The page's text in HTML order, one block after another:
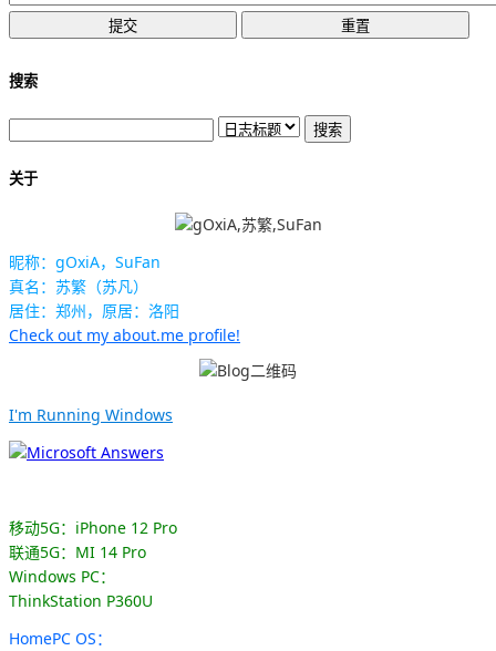
搜索
关于
昵称：gOxiA，SuFan
真名：苏繁（苏凡）
居住：郑州，原居：洛阳
Check out my about.me profile!
I'm Running Windows
移动5G：iPhone 12 Pro
联通5G：MI 14 Pro
Windows PC：
ThinkStation P360U
HomePC OS：